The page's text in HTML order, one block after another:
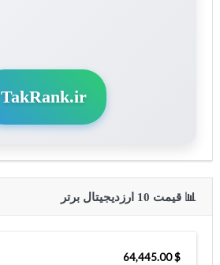
TakRank.ir
📊 قیمت 10 ارزدیجیتال برتر
$ 64,445.00